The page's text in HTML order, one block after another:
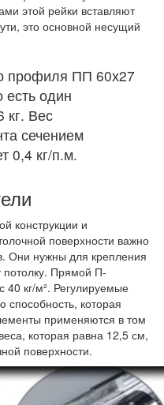
этой рейки вставляют
это основной несущий
профиля ПП 60х27
есть один
кг. Вес
сечением
0,4 кг/п.м.
конструкции и
поверхности важно
Они нужны для крепления
потолку. Прямой П-
40 кг/м². Регулируемые
которая
применяются в том
которая равна 12,5 см,
поверхности.